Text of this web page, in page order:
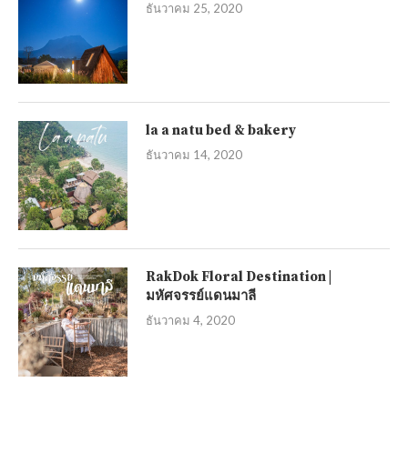
ธันวาคม 25, 2020
la a natu bed & bakery
ธันวาคม 14, 2020
RakDok Floral Destination |
มหัศจรรย์แดนมาลี
ธันวาคม 4, 2020